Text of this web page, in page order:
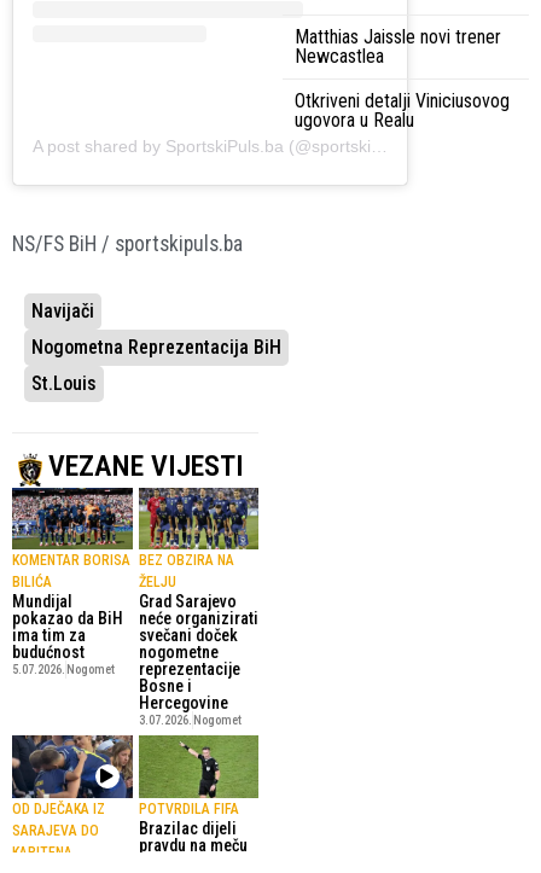
A post shared by SportskiPuls.ba (@sportskipulsba)
NS/FS BiH / sportskipuls.ba
Navijači
Nogometna Reprezentacija BiH
St.Louis
VEZANE VIJESTI
KOMENTAR BORISA
BILIĆA
Mundijal
pokazao da BiH
ima tim za
budućnost
5.07.2026. Nogomet
BEZ OBZIRA NA
ŽELJU
Grad Sarajevo
neće organizirati
svečani doček
nogometne
reprezentacije
Bosne i
Hercegovine
3.07.2026. Nogomet
OD DJEČAKA IZ
SARAJEVA DO
KAPITENA
POTVRDILA FIFA
Brazilac dijeli
pravdu na meču
Matthias Jaissle novi trener
Newcastlea
Otkriveni detalji Viniciusovog
ugovora u Realu